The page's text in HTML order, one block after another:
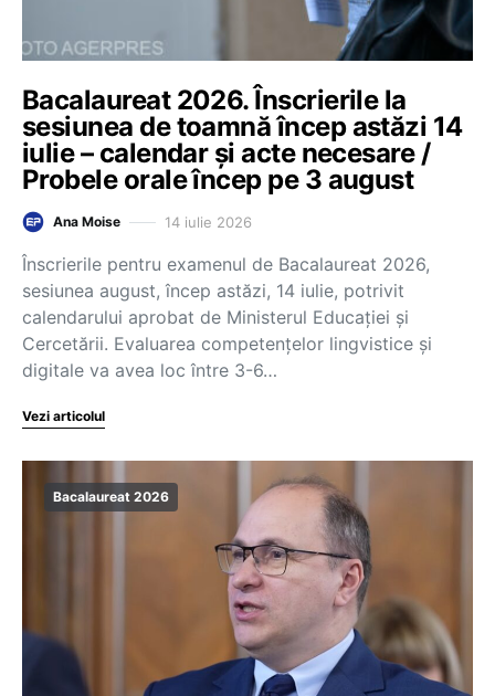
Bacalaureat 2026. Înscrierile la
sesiunea de toamnă încep astăzi 14
iulie – calendar și acte necesare /
Probele orale încep pe 3 august
Ana Moise 14 iulie 2026
Înscrierile pentru examenul de Bacalaureat 2026,
sesiunea august, încep astăzi, 14 iulie, potrivit
calendarului aprobat de Ministerul Educației și
Cercetării. Evaluarea competențelor lingvistice și
digitale va avea loc între 3-6…
Vezi articolul
Bacalaureat 2026